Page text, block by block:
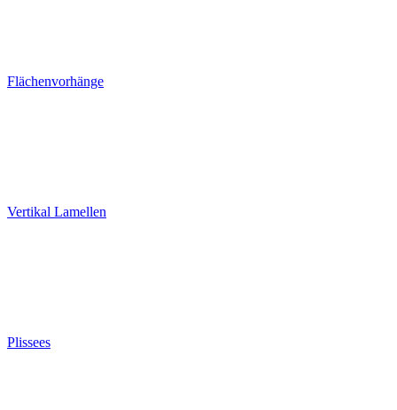
Flächenvorhänge
Vertikal Lamellen
Plissees